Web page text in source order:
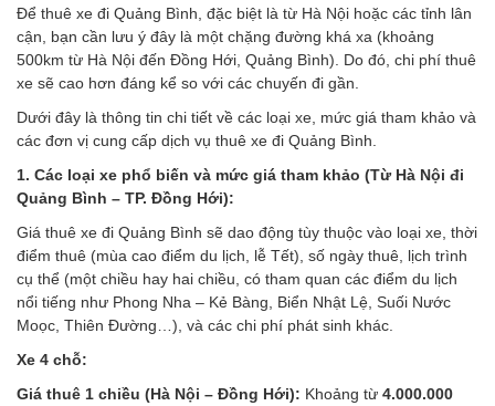
Để thuê xe đi Quảng Bình, đặc biệt là từ Hà Nội hoặc các tỉnh lân
cận, bạn cần lưu ý đây là một chặng đường khá xa (khoảng
500km từ Hà Nội đến Đồng Hới, Quảng Bình). Do đó, chi phí thuê
xe sẽ cao hơn đáng kể so với các chuyến đi gần.
Dưới đây là thông tin chi tiết về các loại xe, mức giá tham khảo và
các đơn vị cung cấp dịch vụ thuê xe đi Quảng Bình.
1. Các loại xe phổ biến và mức giá tham khảo (Từ Hà Nội đi
Quảng Bình – TP. Đồng Hới):
Giá thuê xe đi Quảng Bình sẽ dao động tùy thuộc vào loại xe, thời
điểm thuê (mùa cao điểm du lịch, lễ Tết), số ngày thuê, lịch trình
cụ thể (một chiều hay hai chiều, có tham quan các điểm du lịch
nổi tiếng như Phong Nha – Kẻ Bàng, Biển Nhật Lệ, Suối Nước
Moọc, Thiên Đường…), và các chi phí phát sinh khác.
Xe 4 chỗ:
Giá thuê 1 chiều (Hà Nội – Đồng Hới): Khoảng từ 4.000.000